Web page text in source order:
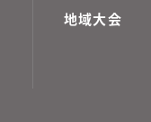
地域大会